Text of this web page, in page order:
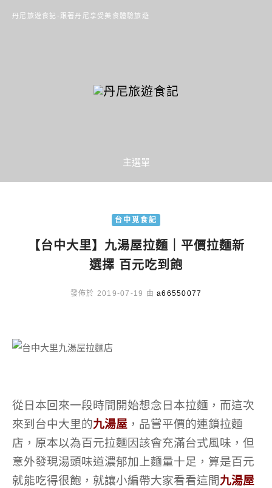
丹尼旅遊食記-跟著丹尼享受美食體驗旅遊
主選單
台中覓食記
【台中大里】九湯屋拉麵｜平價拉麵新
選擇 百元吃到飽
發佈於 2019-07-19 由 a66550077
從日本回來一段時間開始想念日本拉麵，而這次
來到台中大里的九湯屋 ，品嘗平價的連鎖拉麵
店，原本以為百元拉麵因該會充滿台式風味，但
意外發現湯頭味道濃郁加上麵量十足，算是百元
就能吃得很飽，就讓小編帶大家看看這間九湯屋